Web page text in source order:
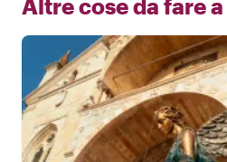
Altre cose da fare a